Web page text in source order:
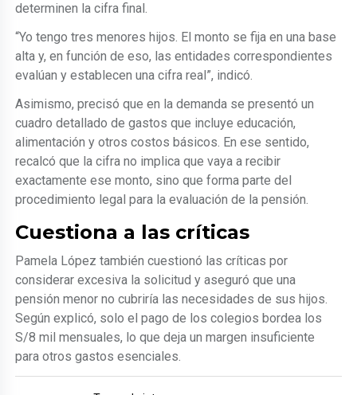
determinen la cifra final.
“Yo tengo tres menores hijos. El monto se fija en una base
alta y, en función de eso, las entidades correspondientes
evalúan y establecen una cifra real”, indicó.
Asimismo, precisó que en la demanda se presentó un
cuadro detallado de gastos que incluye educación,
alimentación y otros costos básicos. En ese sentido,
recalcó que la cifra no implica que vaya a recibir
exactamente ese monto, sino que forma parte del
procedimiento legal para la evaluación de la pensión.
Cuestiona a las críticas
Pamela López también cuestionó las críticas por
considerar excesiva la solicitud y aseguró que una
pensión menor no cubriría las necesidades de sus hijos.
Según explicó, solo el pago de los colegios bordea los
S/8 mil mensuales, lo que deja un margen insuficiente
para otros gastos esenciales.